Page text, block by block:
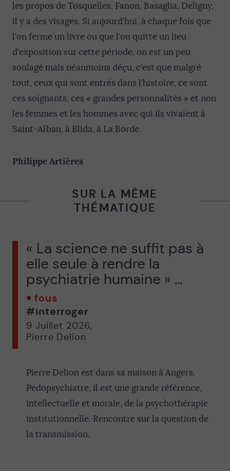
les propos de Tosquelles, Fanon, Basaglia, Deligny,
il y a des visages. Si aujourd’hui, à chaque fois que
l’on ferme un livre ou que l’on quitte un lieu
d’exposition sur cette période, on est un peu
soulagé mais néanmoins déçu, c’est que malgré
tout, ceux qui sont entrés dans l’histoire, ce sont
ces soignants, ces « grandes personnalités » et non
les femmes et les hommes avec qui ils vivaient à
Saint-Alban, à Blida, à La Borde.
Philippe Artières
SUR LA MÊME
THÉMATIQUE
« La science ne suffit pas à
elle seule à rendre la
psychiatrie humaine » …
fous
#interroger
9 Juillet 2026,
Pierre Delion
Pierre Delion est dans sa maison à Angers.
Pédopsychiatre, il est une grande référence,
intellectuelle et morale, de la psychothérapie
institutionnelle. Rencontre sur la question de
la transmission.